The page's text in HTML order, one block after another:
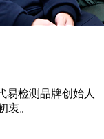
易检测品牌创始人
衷。